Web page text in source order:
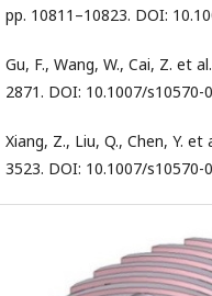
pp. 10811–10823. DOI:
Gu, F., Wang, W., Cai, Z. et
2871. DOI: 10.1007/s10570-
Xiang, Z., Liu, Q., Chen, Y.
3523. DOI: 10.1007/s10570-